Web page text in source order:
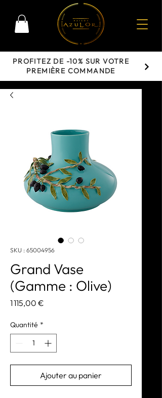
PROFITEZ DE -10% SUR VOTRE
PREMIÈRE COMMANDE
SKU : 65004956
Grand Vase
(Gamme : Olive)
1 115,00 €
Quantité *
Ajouter au panier